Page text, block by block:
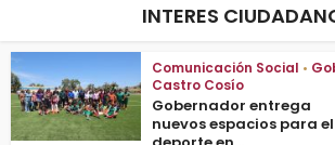
INTERES
Comunicación Social •
Castro Cosío
Gobernador entrega
nuevos espacios para el